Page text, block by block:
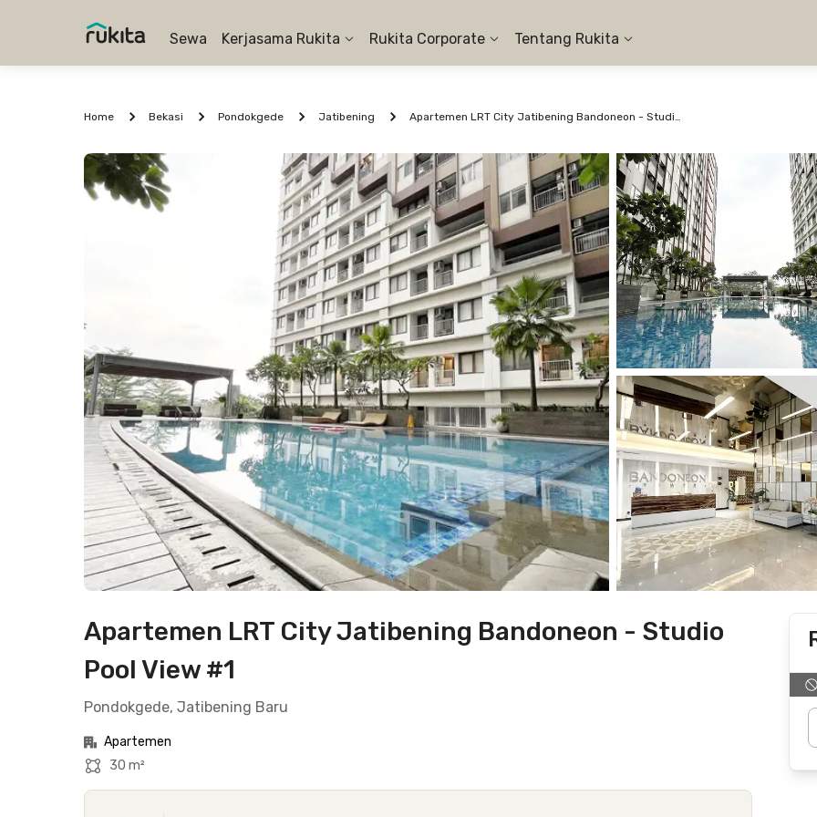
Sewa Kerjasama Rukita Rukita Corporate Tentang Rukita
Home Bekasi Pondokgede Jatibening Apartemen LRT City Jatibening Bandoneon - Studio Pool View #1
Apartemen LRT City Jatibening Bandoneon - Studio
Pool View #1
Pondokgede, Jatibening Baru
Apartemen
30 m²